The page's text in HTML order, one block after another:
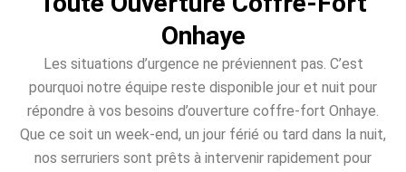
Onhaye
Les situations d’urgence ne préviennent pas. C’est
pourquoi notre équipe reste disponible jour et nuit pour
répondre à vos besoins d’ouverture coffre-fort Onhaye.
Que ce soit un week-end, un jour férié ou tard dans la nuit,
nos serruriers sont prêts à intervenir rapidement pour